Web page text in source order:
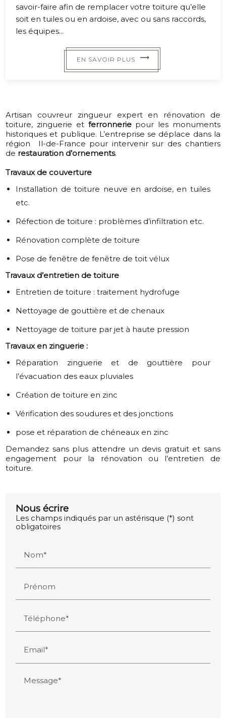
savoir-faire afin de remplacer votre toiture qu’elle
soit en tuiles ou en ardoise, avec ou sans raccords,
les équipes...
EN SAVOIR PLUS
Artisan couvreur zingueur expert en rénovation de
toiture, zinguerie et ferronneriepour les monuments
historiques et publique. L’entreprise se déplace dans la
région Il-de-France pour intervenir sur des chantiers
de restauration d’ornements.
Travaux de couverture
Installation de toiture neuve en ardoise, en tuiles
etc.
Réfection de toiture : problèmes d’infiltration etc.
Rénovation complète de toiture
Pose de fenêtre de fenêtre de toit vélux
Travaux d’entretien de toiture
Entretien de toiture : traitement hydrofuge
Nettoyage de gouttière et de chenaux
Nettoyage de toiture par jet à haute pression
Travaux en zinguerie :
Réparation zinguerie et de gouttière pour
l’évacuation des eaux pluviales
Création de toiture en zinc
Vérification des soudures et des jonctions
pose et réparation de chéneaux en zinc
Demandez sans plus attendre un devis gratuit et sans
engagement pour la rénovation ou l’entretien de
toiture.
Nous écrire
Les champs indiqués par un astérisque (*) sont
obligatoires
Nom*
Prénom
Téléphone*
Email*
Message*